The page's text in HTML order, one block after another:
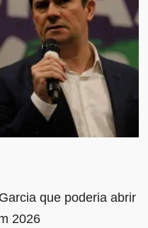
que poderia abrir
2026